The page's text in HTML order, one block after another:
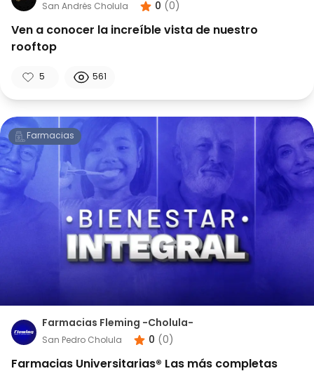
San Andrés Cholula 0 ( 0 )
Ven a conocer la increíble vista de nuestro
rooftop
5 561
Farmacias
Farmacias Fleming -Cholula-
San Pedro Cholula 0 ( 0 )
Farmacias Universitarias® Las más completas